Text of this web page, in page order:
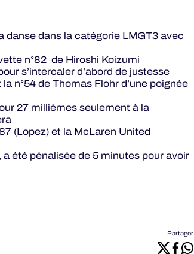
danse dans la catégorie LMGT3 avec
n°82 de Hiroshi Koizumi
s’intercaler d’abord de justesse
n°54 de Thomas Flohr d’une poignée
27 millièmes seulement à la
(Lopez) et la McLaren United
été pénalisée de 5 minutes pour avoir
Partager